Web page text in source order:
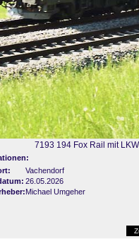
7193 194 Fox Rail mit
Vachendorf
26.05.2026
Michael Umgeher